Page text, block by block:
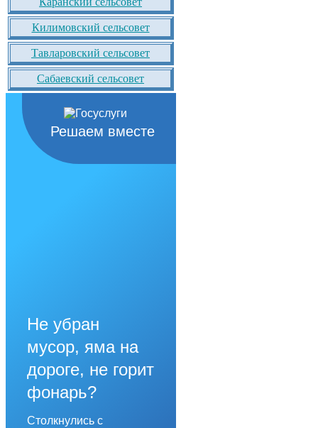
Килимовский сельсовет
Тавларовский сельсовет
Сабаевский сельсовет
Решаем вместе
Не убран
мусор, яма на
дороге, не горит
фонарь?
Столкнулись с